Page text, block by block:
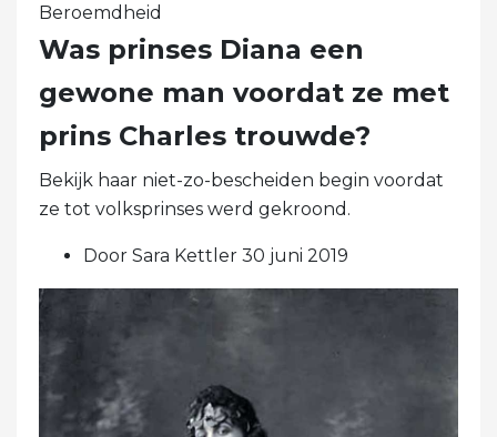
Beroemdheid
Was prinses Diana een
gewone man voordat ze met
prins Charles trouwde?
Bekijk haar niet-zo-bescheiden begin voordat
ze tot volksprinses werd gekroond.
Door Sara Kettler 30 juni 2019